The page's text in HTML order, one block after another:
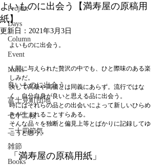
Project
Days
Column
Event
Notes
良いものに出会う
富士見町団地
七十二候
二十四節気
雑節
Books
よいものに出会う【満寿屋の原稿用
紙】
更新日： 2021年3月3日
よいものに出会う。
人間に与えられた贅沢の中でも、ひと際味のある楽
しみだ。
決して高級や高価とは同義にあらず。流行ではな
く、自分自身が良いと思える品に出会う。
時にはそれらの品との出会いによって新しいひらめ
きが生まれることすらある。
そんな品々を独断と偏見上等とばかりに記録してゆ
こうと思う。
「満寿屋の原稿用紙」